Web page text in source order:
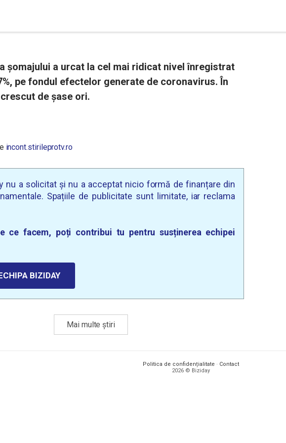
șomajului a urcat la cel mai ridicat nivel înregistrat
pe fondul efectelor generate de coronavirus. În
de șase ori.
incont.stirileprotv.ro
nu a solicitat și nu a acceptat nicio formă de finanțare din
Spațiile de publicitate sunt limitate, iar reclama
ce facem, poți contribui tu pentru susținerea echipei
BIZIDAY
Mai multe știri
Politica de confidențialitate · Contact
2026 © Biziday